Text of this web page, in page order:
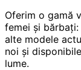
Oferim o gamă
femei și bărbați:
alte modele
noi și
lume.